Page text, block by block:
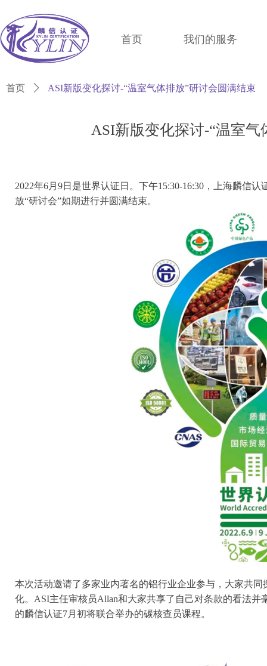
首页 我们的服务
ASI新版变化探讨-“温室
2022年6月9日是世界认证日。下午15:30-16:30，上海麟信
放“研讨会”如期进行并圆满结束。
本次活动邀请了多家业内著名的铝行业企业参与，大家共
化。ASI主任审核员Allan和大家共享了自己对条款的看法
的麟信认证7月初将联合举办的碳核查员课程。
首页 ꄲ ASI新版变化探讨-“温室气体排放”研讨会圆满结束